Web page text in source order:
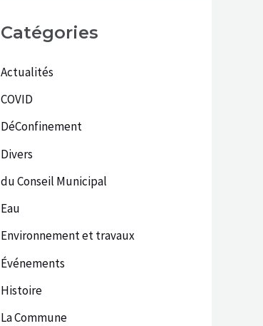
Catégories
Actualités
COVID
DéConfinement
Divers
du Conseil Municipal
Eau
Environnement et travaux
Événements
Histoire
La Commune